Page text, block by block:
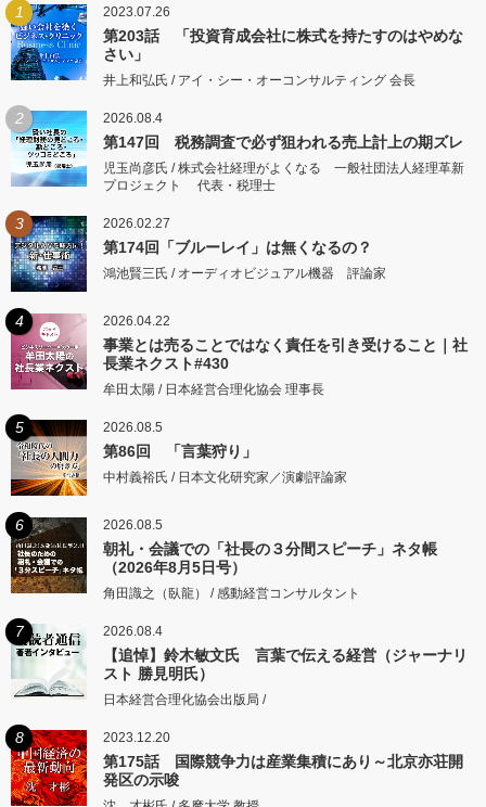
1 2023.07.26
第203話 「投資育成会社に株式を持たすのはやめな
さい」
井上和弘氏 / アイ・シー・オーコンサルティング 会長
2 2026.08.4
第147回 税務調査で必ず狙われる売上計上の期ズレ
児玉尚彦氏 / 株式会社経理がよくなる 一般社団法人経理革新
プロジェクト 代表・税理士
3 2026.02.27
第174回「ブルーレイ」は無くなるの？
鴻池賢三氏 / オーディオビジュアル機器 評論家
4 2026.04.22
事業とは売ることではなく責任を引き受けること｜社
長業ネクスト#430
牟田太陽 / 日本経営合理化協会 理事長
5 2026.08.5
第86回 「言葉狩り」
中村義裕氏 / 日本文化研究家／演劇評論家
6 2026.08.5
朝礼・会議での「社長の３分間スピーチ」ネタ帳
（2026年8月5日号）
角田識之（臥龍） / 感動経営コンサルタント
7 2026.08.4
【追悼】鈴木敏文氏 言葉で伝える経営（ジャーナリ
スト 勝見明氏）
日本経営合理化協会出版局 /
8 2023.12.20
第175話 国際競争力は産業集積にあり～北京亦荘開
発区の示唆